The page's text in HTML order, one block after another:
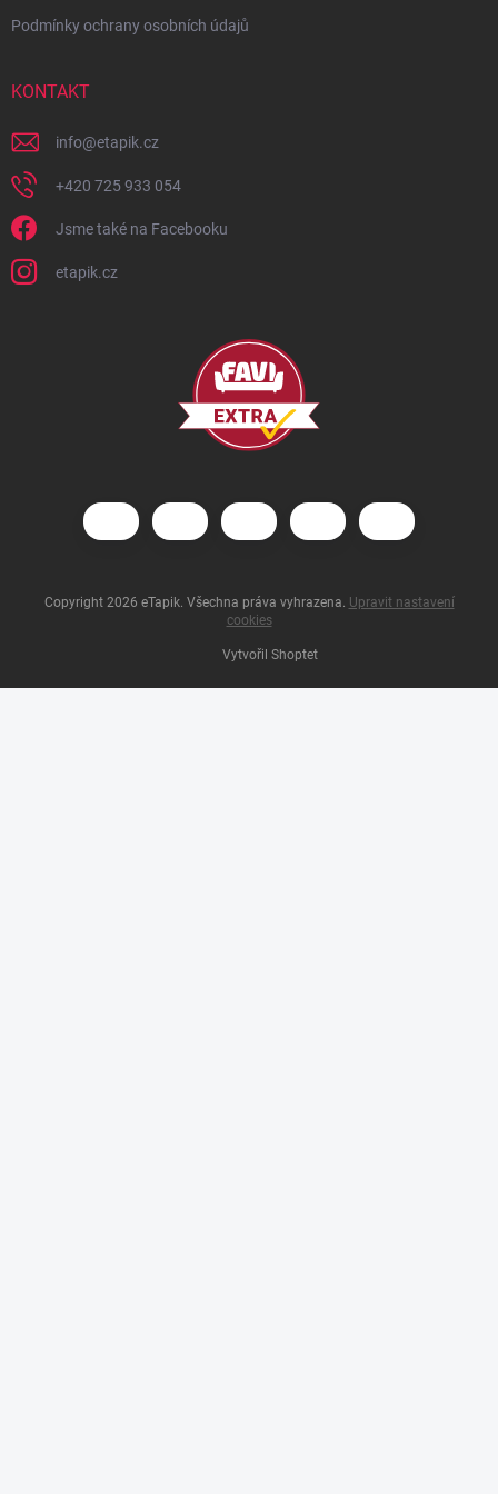
Podmínky ochrany osobních údajů
KONTAKT
info@etapik.cz
+420 725 933 054
Jsme také na Facebooku
etapik.cz
Vytvořil Shoptet
Copyright 2026 eTapik. Všechna práva vyhrazena. Upravit nastavení
cookies